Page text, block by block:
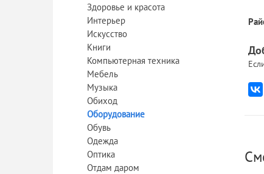
Здоровье и красота
Интерьер
Искусство
Книги
Компьютерная техника
Мебель
Музыка
Обиход
Оборудование
Обувь
Одежда
Оптика
Отдам даром